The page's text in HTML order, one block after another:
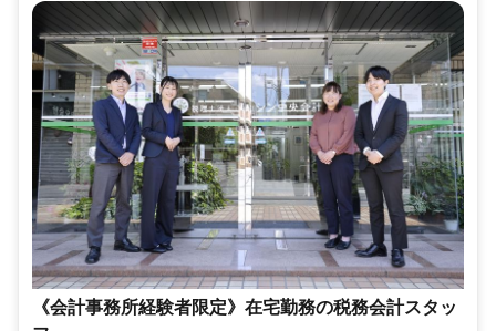
《会計事務所経験者限定》在宅勤務の税務会計スタッ